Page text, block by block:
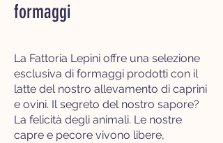
formaggi
La Fattoria Lepini offre una selezione
esclusiva di formaggi prodotti con il
latte del nostro allevamento di caprini
e ovini. Il segreto del nostro sapore?
La felicità degli animali. Le nostre
capre e pecore vivono libere,